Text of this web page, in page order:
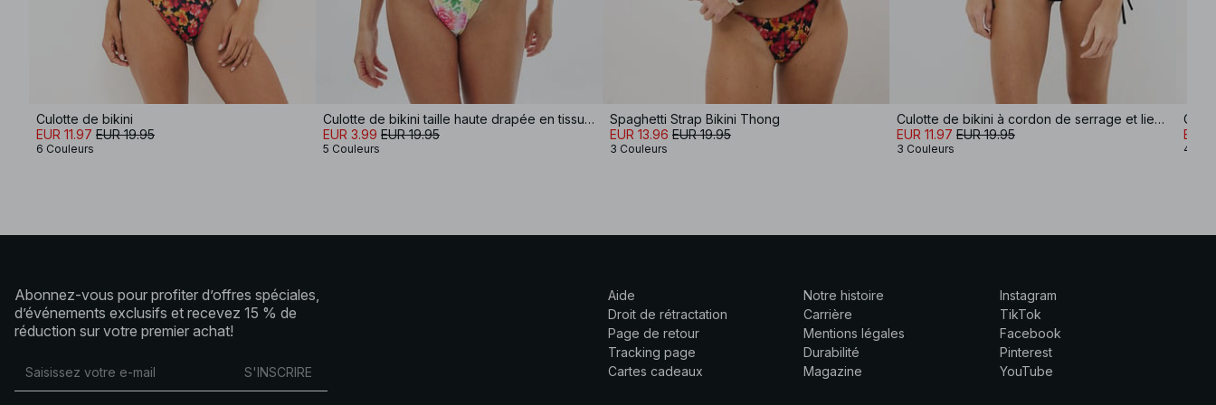
Culotte de bikini
EUR 11.97 EUR 19.95
6 Couleurs
Culotte de bikini taille haute drapée en tissu brillant
EUR 3.99 EUR 19.95
5 Couleurs
Spaghetti Strap Bikini Thong
EUR 13.96 EUR 19.95
3 Couleurs
Culotte de bikini à cordon de serrage et liens latéraux
EUR 11.97 EUR 19.95
3 Couleurs
EUR
4
Abonnez-vous pour profiter d’offres spéciales,
d’événements exclusifs et recevez 15 % de
réduction sur votre premier achat!
S'INSCRIRE
Aide
Droit de rétractation
Page de retour
Tracking page
Cartes cadeaux
Notre histoire
Carrière
Mentions légales
Durabilité
Magazine
Instagram
TikTok
Facebook
Pinterest
YouTube